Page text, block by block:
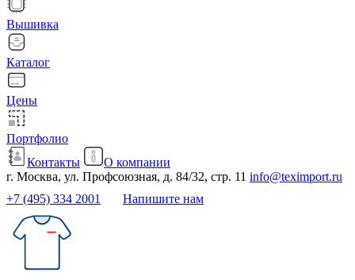
Вышивка
Каталог
Цены
Портфолио
Контакты
О компании
г. Москва, ул. Профсоюзная, д. 84/32, стр. 11 info@teximport.ru
+7 (495) 334 2001
Напишите нам